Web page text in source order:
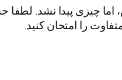
چیزی پیدا نشد. لطفا
را امتحان کنید.